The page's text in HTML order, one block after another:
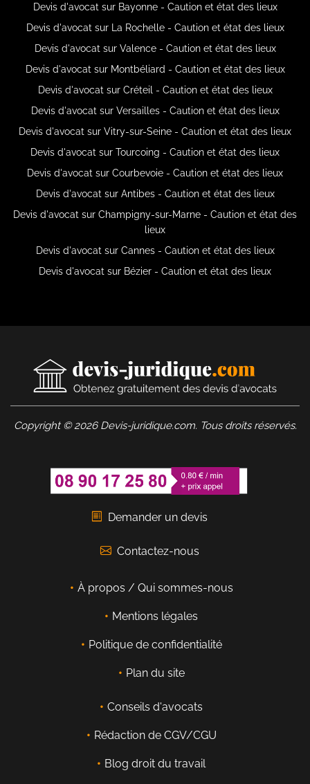
Devis d'avocat sur Bayonne - Caution et état des lieux
Devis d'avocat sur La Rochelle - Caution et état des lieux
Devis d'avocat sur Valence - Caution et état des lieux
Devis d'avocat sur Montbéliard - Caution et état des lieux
Devis d'avocat sur Créteil - Caution et état des lieux
Devis d'avocat sur Versailles - Caution et état des lieux
Devis d'avocat sur Vitry-sur-Seine - Caution et état des lieux
Devis d'avocat sur Tourcoing - Caution et état des lieux
Devis d'avocat sur Courbevoie - Caution et état des lieux
Devis d'avocat sur Antibes - Caution et état des lieux
Devis d'avocat sur Champigny-sur-Marne - Caution et état des
lieux
Devis d'avocat sur Cannes - Caution et état des lieux
Devis d'avocat sur Bézier - Caution et état des lieux
Copyright © 2026 Devis-juridique.com. Tous droits réservés.
Demander un devis
Contactez-nous
À propos / Qui sommes-nous
Mentions légales
Politique de confidentialité
Plan du site
Conseils d'avocats
Rédaction de CGV/CGU
Blog droit du travail